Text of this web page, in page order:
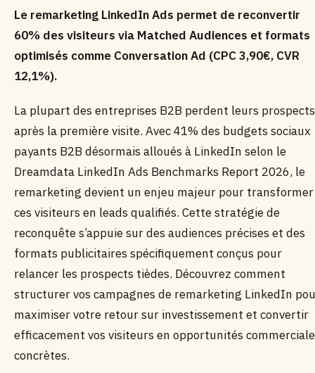
Le remarketing LinkedIn Ads permet de reconvertir
60% des visiteurs via Matched Audiences et formats
optimisés comme Conversation Ad (CPC 3,90€, CVR
12,1%).
La plupart des entreprises B2B perdent leurs prospects
après la première visite. Avec 41% des budgets sociaux
payants B2B désormais alloués à LinkedIn selon le
Dreamdata LinkedIn Ads Benchmarks Report 2026, le
remarketing devient un enjeu majeur pour transformer
ces visiteurs en leads qualifiés. Cette stratégie de
reconquête s’appuie sur des audiences précises et des
formats publicitaires spécifiquement conçus pour
relancer les prospects tièdes. Découvrez comment
structurer vos campagnes de remarketing LinkedIn
maximiser votre retour sur investissement et convertir
efficacement vos visiteurs en opportunités
concrètes.